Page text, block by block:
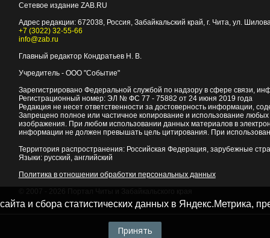
Сетевое издание ZAB.RU
Адрес редакции: 672038, Россия, Забайкальский край, г. Чита, ул.
+7 (3022) 32-55-66
info@zab.ru
Главный редактор Кондратьев Н. В.
Учредитель - ООО "Событие"
Зарегистрировано Федеральной службой по надзору в сфере связи,
Регистрационный номер: ЭЛ № ФС 77 - 75882 от 24 июня 2019 года
Редакция не несет ответственности за достоверность информации,
Запрещено полное или частичное копирование и использование
изображения. При любом использовании данных материалов в
информации не должен превышать цель цитирования. При
Территория распространения: Российская Федерация, зарубежные
Языки: русский, английский
Политика в отношении обработки персональных данных
и сбора статистических данных в Яндекс.Метрика,
Принять